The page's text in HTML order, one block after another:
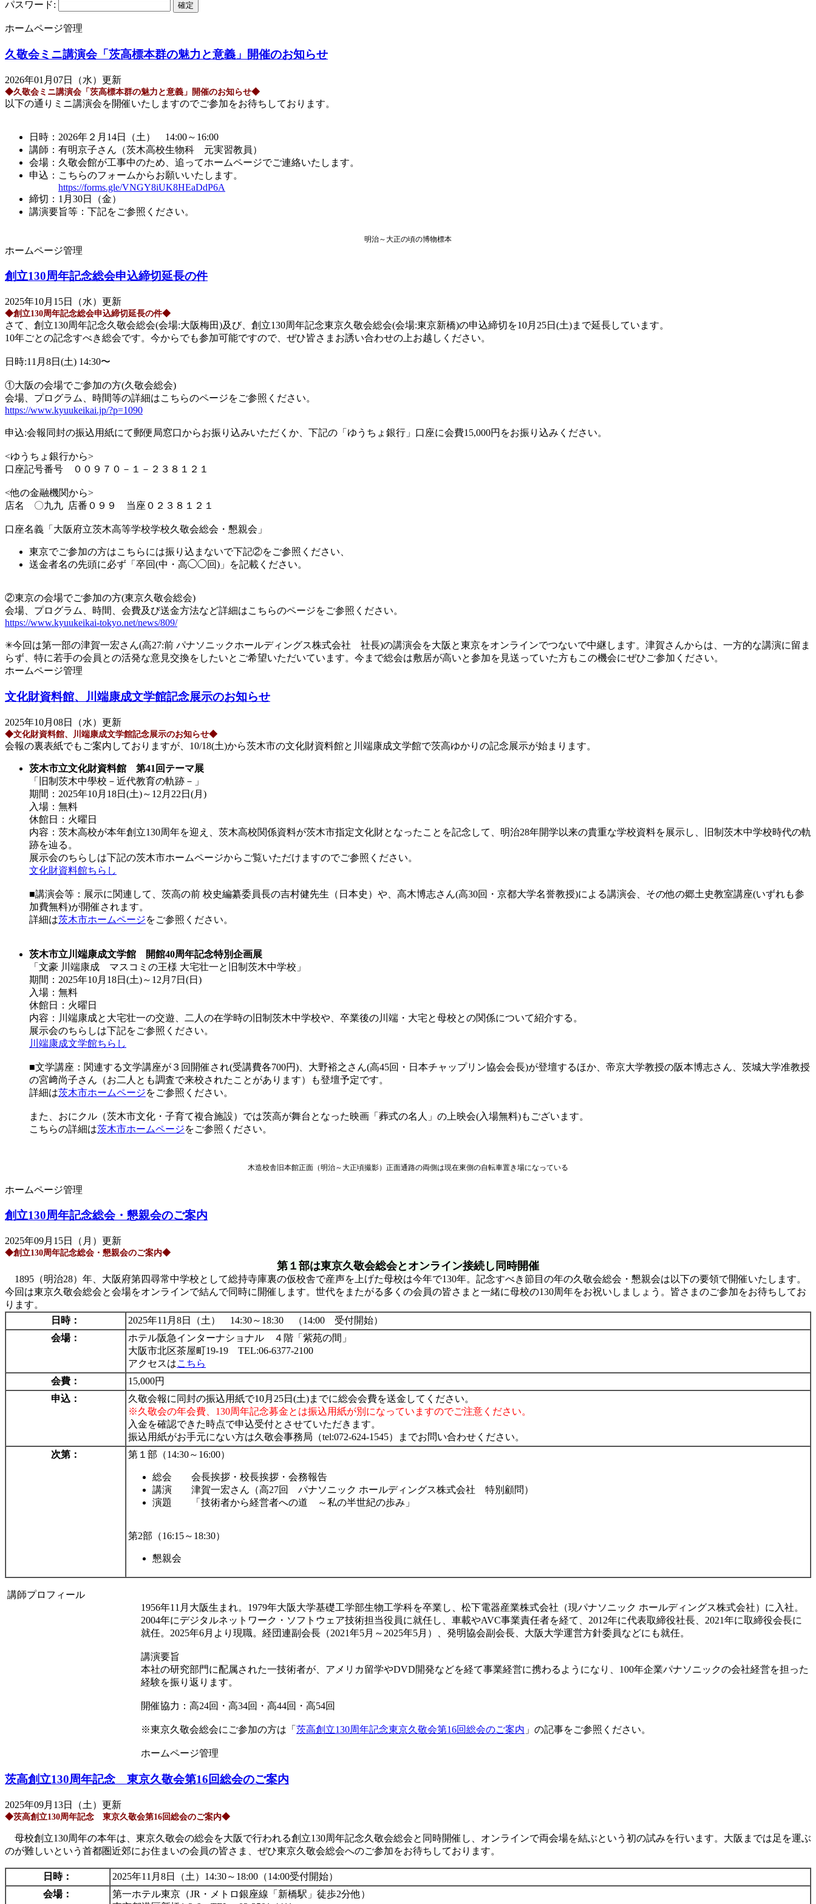
パスワード:
ホームページ管理
久敬会ミニ講演会「茨高標本群の魅力と意義」開催のお知らせ
2026年01月07日（水）更新
◆久敬会ミニ講演会「茨高標本群の魅力と意義」開催のお知らせ◆
以下の通りミニ講演会を開催いたしますのでご参加をお待ちしております。
日時：2026年２月14日（土） 14:00～16:00
講師：有明京子さん（茨木高校生物科 元実習教員）
会場：久敬会館が工事中のため、追ってホームページでご連絡いたします。
申込：こちらのフォームからお願いいたします。
https://forms.gle/VNGY8iUK8HEaDdP6A
締切：1月30日（金）
講演要旨等：下記をご参照ください。
明治～大正の頃の博物標本
ホームページ管理
創立130周年記念総会申込締切延長の件
2025年10月15日（水）更新
◆創立130周年記念総会申込締切延長の件◆
さて、創立130周年記念久敬会総会(会場:大阪梅田)及び、創立130周年記念東京久敬会総会(会場:東京新橋)の申込締切を10月25日(土)まで延長しています。
10年ごとの記念すべき総会です。今からでも参加可能ですので、ぜひ皆さまお誘い合わせの上お越しください。
日時:11月8日(土) 14:30〜
①大阪の会場でご参加の方(久敬会総会)
会場、プログラム、時間等の詳細はこちらのページをご参照ください。
https://www.kyuukeikai.jp/?p=1090
申込:会報同封の振込用紙にて郵便局窓口からお振り込みいただくか、下記の「ゆうちょ銀行」口座に会費15,000円をお振り込みください。
<ゆうちょ銀行から>
口座記号番号 ００９７０－１－２３８１２１
<他の金融機関から>
店名 〇九九 店番０９９ 当座０２３８１２１
口座名義「大阪府立茨木高等学校学校久敬会総会・懇親会」
東京でご参加の方はこちらには振り込まないで下記②をご参照ください、
送金者名の先頭に必ず「卒回(中・高◯◯回)」を記載ください。
②東京の会場でご参加の方(東京久敬会総会)
会場、プログラム、時間、会費及び送金方法など詳細はこちらのページをご参照ください。
https://www.kyuukeikai-tokyo.net/news/809/
✳︎今回は第一部の津賀一宏さん(高27:前 パナソニックホールディングス株式会社 社長)の講演会を大阪と東京をオンラインでつないで中継します。津賀さんからは、一方的な講演に留ま
らず、特に若手の会員との活発な意見交換をしたいとご希望いただいています。今まで総会は敷居が高いと参加を見送っていた方もこの機会にぜひご参加ください。
ホームページ管理
文化財資料館、川端康成文学館記念展示のお知らせ
2025年10月08日（水）更新
◆文化財資料館、川端康成文学館記念展示のお知らせ◆
会報の裏表紙でもご案内しておりますが、10/18(土)から茨木市の文化財資料館と川端康成文学館で茨高ゆかりの記念展示が始まります。
茨木市立文化財資料館 第41回テーマ展
「旧制茨木中學校－近代教育の軌跡－」
期間：2025年10月18日(土)～12月22日(月)
入場：無料
休館日：火曜日
内容：茨木高校が本年創立130周年を迎え、茨木高校関係資料が茨木市指定文化財となったことを記念して、明治28年開学以来の貴重な学校資料を展示し、旧制茨木中学校時代の軌
跡を辿る。
展示会のちらしは下記の茨木市ホームページからご覧いただけますのでご参照ください。
文化財資料館ちらし
■講演会等：展示に関連して、茨高の前 校史編纂委員長の吉村健先生（日本史）や、高木博志さん(高30回・京都大学名誉教授)による講演会、その他の郷土史教室講座(いずれも参
加費無料)が開催されます。
詳細は茨木市ホームページをご参照ください。
茨木市立川端康成文学館 開館40周年記念特別企画展
「文豪 川端康成 マスコミの王様 大宅壮一と旧制茨木中学校」
期間：2025年10月18日(土)～12月7日(日)
入場：無料
休館日：火曜日
内容：川端康成と大宅壮一の交遊、二人の在学時の旧制茨木中学校や、卒業後の川端・大宅と母校との関係について紹介する。
展示会のちらしは下記をご参照ください。
川端康成文学館ちらし
■文学講座：関連する文学講座が３回開催され(受講費各700円)、大野裕之さん(高45回・日本チャップリン協会会長)が登壇するほか、帝京大学教授の阪本博志さん、茨城大学准教授
の宮﨑尚子さん（お二人とも調査で来校されたことがあります）も登壇予定です。
詳細は茨木市ホームページをご参照ください。
また、おにクル（茨木市文化・子育て複合施設）では茨高が舞台となった映画「葬式の名人」の上映会(入場無料)もございます。
こちらの詳細は茨木市ホームページをご参照ください。
木造校舎旧本館正面（明治～大正頃撮影）正面通路の両側は現在東側の自転車置き場になっている
ホームページ管理
創立130周年記念総会・懇親会のご案内
2025年09月15日（月）更新
◆創立130周年記念総会・懇親会のご案内◆
第１部は東京久敬会総会とオンライン接続し同時開催
1895（明治28）年、大阪府第四尋常中学校として総持寺庫裏の仮校舎で産声を上げた母校は今年で130年。記念すべき節目の年の久敬会総会・懇親会は以下の要領で開催いたします。
今回は東京久敬会総会と会場をオンラインで結んで同時に開催します。世代をまたがる多くの会員の皆さまと一緒に母校の130周年をお祝いしましょう。皆さまのご参加をお待ちしてお
ります。
日時：
2025年11月8日（土） 14:30～18:30 （14:00 受付開始）
会場：
ホテル阪急インターナショナル ４階「紫苑の間」
大阪市北区茶屋町19-19 TEL:06-6377-2100
アクセスはこちら
会費：
15,000円
申込：
久敬会報に同封の振込用紙で10月25日(土)までに総会会費を送金してください。
※久敬会の年会費、130周年記念募金とは振込用紙が別になっていますのでご注意ください。
入金を確認できた時点で申込受付とさせていただきます。
振込用紙がお手元にない方は久敬会事務局（tel:072-624-1545）までお問い合わせください。
次第：
第１部（14:30～16:00）
総会 会長挨拶・校長挨拶・会務報告
講演 津賀一宏さん（高27回 パナソニック ホールディングス株式会社 特別顧問）
演題 「技術者から経営者への道 ～私の半世紀の歩み」
第2部（16:15～18:30）
懇親会
講師プロフィール
1956年11月大阪生まれ。1979年大阪大学基礎工学部生物工学科を卒業し、松下電器産業株式会社（現パナソニック ホールディングス株式会社）に入社。
2004年にデジタルネットワーク・ソフトウェア技術担当役員に就任し、車載やAVC事業責任者を経て、2012年に代表取締役社長、2021年に取締役会長に
就任。2025年6月より現職。経団連副会長（2021年5月～2025年5月）、発明協会副会長、大阪大学運営方針委員などにも就任。
講演要旨
本社の研究部門に配属された一技術者が、アメリカ留学やDVD開発などを経て事業経営に携わるようになり、100年企業パナソニックの会社経営を担った
経験を振り返ります。
開催協力：高24回・高34回・高44回・高54回
※東京久敬会総会にご参加の方は「 茨高創立130周年記念東京久敬会第16回総会のご案内 」の記事をご参照ください。
ホームページ管理
茨高創立130周年記念 東京久敬会第16回総会のご案内
2025年09月13日（土）更新
◆茨高創立130周年記念 東京久敬会第16回総会のご案内◆
母校創立130周年の本年は、東京久敬会の総会を大阪で行われる創立130周年記念久敬会総会と同時開催し、オンラインで両会場を結ぶという初の試みを行います。大阪までは足を運ぶ
のが難しいという首都圏近郊にお住まいの会員の皆さま、ぜひ東京久敬会総会へのご参加をお待ちしております。
日時：
2025年11月8日（土）14:30～18:00（14:00受付開始）
会場：
第一ホテル東京（JR・メトロ銀座線「新橋駅」徒歩2分他）